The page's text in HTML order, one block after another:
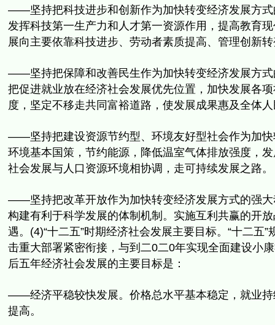
——坚持把科技进步和创新作为加快转变经济发展方式
发挥科技第一生产力和人才第一资源作用， 提高教育
展向主要依靠科技进步、劳动者素质提高、管理创新
——坚持把保障和改善民生作为加快转变经济发展方
把促进就业放在经济社会发展优先位置，加快发展各
度， 坚定不移走共同富裕道路，使发展成果惠及全体
——坚持把建设资源节约型、 环境友好型社会作为加
环境基本国策，节约能源， 降低温室气体排放强度，
社会发展与人口资源环境相协调， 走可持续发展之路。
——坚持把改革开放作为加快转变经济发展方式的强大
构建有利于科学发展的体制机制。实施互利共赢的开
遇。(4)“十二五”时期经济社会发展主要目标。“十二五”
击重大部署紧密衔接， 与到二0二0年实现全面建设小
后五年经济社会发展的主要目标是：
——经济平稳较快发展。价格总水平基本稳定，就业持
提高。